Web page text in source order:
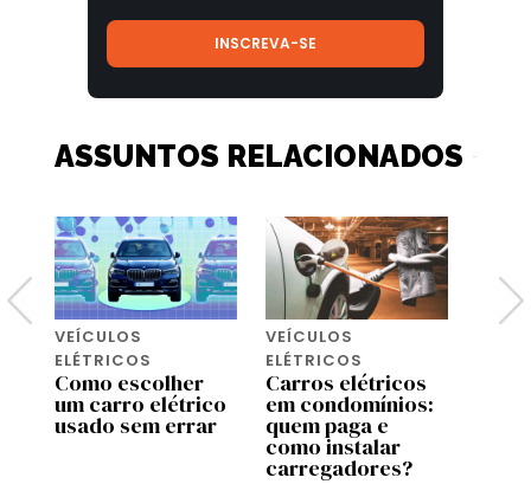
ASSUNTOS RELACIONADOS
VEÍCULOS
ELÉTRICOS
Como escolher
um carro elétrico
usado sem errar
VEÍCULOS
ELÉTRICOS
Carros elétricos
em condomínios:
quem paga e
como instalar
carregadores?